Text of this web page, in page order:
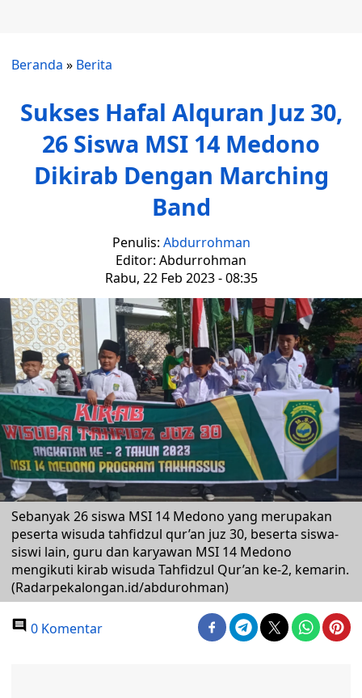
Beranda » Berita
Sukses Hafal Alquran Juz 30,
26 Siswa MSI 14 Medono
Dikirab Dengan Marching
Band
Penulis: Abdurrohman
Editor: Abdurrohman
Rabu, 22 Feb 2023 - 08:35
Sebanyak 26 siswa MSI 14 Medono yang merupakan
peserta wisuda tahfidzul qur’an juz 30, beserta siswa-
siswi lain, guru dan karyawan MSI 14 Medono
mengikuti kirab wisuda Tahfidzul Qur’an ke-2, kemarin.
(Radarpekalongan.id/abdurohman)
0 Komentar